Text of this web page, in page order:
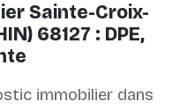
Sainte-Croix-
68127 : DPE,
immobilier dans